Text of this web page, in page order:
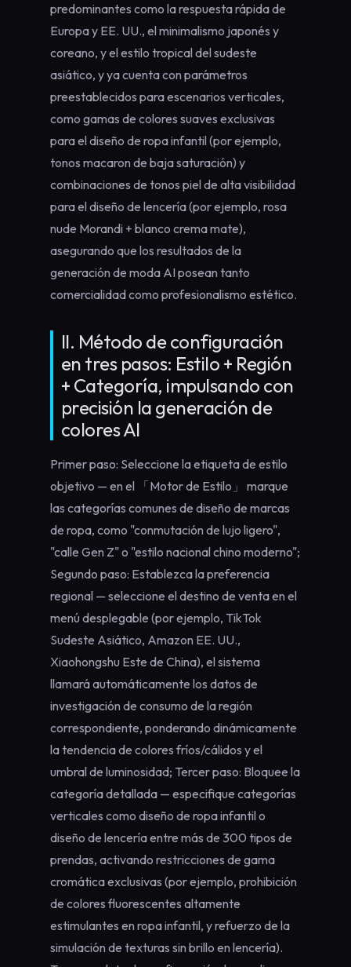
predominantes como la respuesta rápida de
Europa y EE. UU., el minimalismo japonés y
coreano, y el estilo tropical del sudeste
asiático, y ya cuenta con parámetros
preestablecidos para escenarios verticales,
como gamas de colores suaves exclusivas
para el diseño de ropa infantil (por ejemplo,
tonos macaron de baja saturación) y
combinaciones de tonos piel de alta visibilidad
para el diseño de lencería (por ejemplo, rosa
nude Morandi + blanco crema mate),
asegurando que los resultados de la
generación de moda AI posean tanto
comercialidad como profesionalismo estético.
II. Método de configuración
en tres pasos: Estilo + Región
+ Categoría, impulsando con
precisión la generación de
colores AI
Primer paso: Seleccione la etiqueta de estilo
objetivo — en el 「Motor de Estilo」 marque
las categorías comunes dediseño de marcas
de ropa, como "conmutación de lujo ligero",
"calle Gen Z" o "estilo nacional chino moderno";
Segundo paso: Establezca la preferencia
regional — seleccione el destino de venta en el
menú desplegable (por ejemplo, TikTok
Sudeste Asiático, Amazon EE. UU.,
Xiaohongshu Este de China), el sistema
llamará automáticamente los datos de
investigación de consumo de la región
correspondiente, ponderando dinámicamente
la tendencia de colores fríos/cálidos y el
umbral de luminosidad; Tercer paso: Bloquee la
categoría detallada — especifique categorías
verticales como diseño de ropa infantilo
diseño de lenceríaentre más de 300 tipos de
prendas, activando restricciones de gama
cromática exclusivas (por ejemplo, prohibición
de colores fluorescentes altamente
estimulantes en ropa infantil, y refuerzo de la
simulación de texturas sin brillo en lencería).